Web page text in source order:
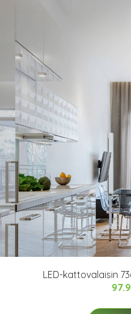
LED-kattovalaisin